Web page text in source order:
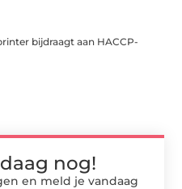
bijdraagt aan HACCP-
nog!
en meld je vandaag